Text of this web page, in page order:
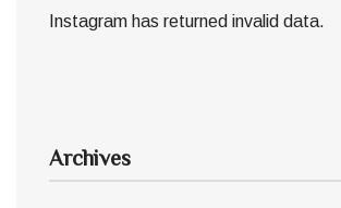
Instagram has returned invalid data.
Archives